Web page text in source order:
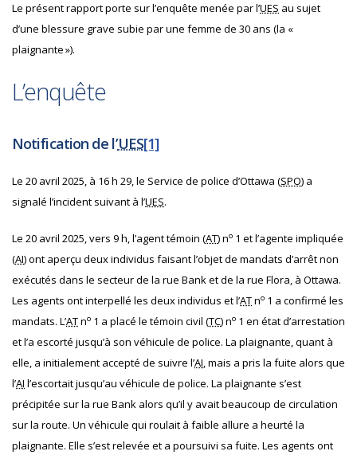
Le présent rapport porte sur l’enquête menée par l’UES au sujet
d’une blessure grave subie par une femme de 30 ans (la «
plaignante »).
L’enquête
Notification de l’UES[1]
Le 20 avril 2025, à 16 h 29, le Service de police d’Ottawa (SPO) a
signalé l’incident suivant à l’UES.
Le 20 avril 2025, vers 9 h, l’agent témoin (AT) no 1 et l’agente impliquée
(AI) ont aperçu deux individus faisant l’objet de mandats d’arrêt non
exécutés dans le secteur de la rue Bank et de la rue Flora, à Ottawa.
Les agents ont interpellé les deux individus et l’ATno 1 a confirmé les
mandats. L’ATno 1 a placé le témoin civil (TC) no 1 en état d’arrestation
et l’a escorté jusqu’à son véhicule de police. La plaignante, quant à
elle, a initialement accepté de suivre l’AI, mais a pris la fuite alors que
l’AI l’escortait jusqu’au véhicule de police. La plaignante s’est
précipitée sur la rue Bank alors qu’il y avait beaucoup de circulation
sur la route. Un véhicule qui roulait à faible allure a heurté la
plaignante. Elle s’est relevée et a poursuivi sa fuite. Les agents ont